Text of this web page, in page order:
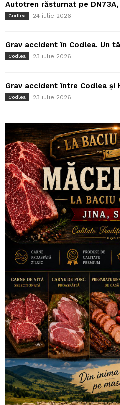
Autotren răsturnat pe DN73A,
Codlea 24 iulie 2026
Grav accident în Codlea. Un
Codlea 23 iulie 2026
Grav accident între Codlea și
Codlea 23 iulie 2026